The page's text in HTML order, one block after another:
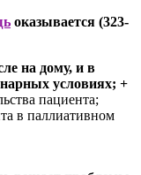
оказывается (323-
на дому, и в
условиях; +
пациента;
в паллиативном